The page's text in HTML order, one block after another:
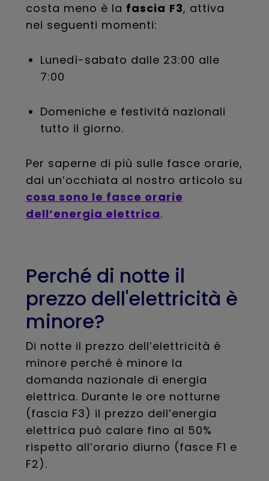
costa meno è la fascia F3, attiva
nei seguenti momenti:
Lunedì-sabato dalle 23:00 alle
7:00
Domeniche e festività nazionali
tutto il giorno.
Per saperne di più sulle fasce orarie,
dai un’occhiata al nostro articolo su
cosa sono le fasce orarie
dell’energia elettrica.
Perché di notte il
prezzo dell'elettricità è
minore?
Di notte il prezzo dell’elettricità è
minore perché è minore la
domanda nazionale di energia
elettrica. Durante le ore notturne
(fascia F3) il prezzo dell’energia
elettrica può calare fino al 50%
rispetto all’orario diurno (fasce F1 e
F2).